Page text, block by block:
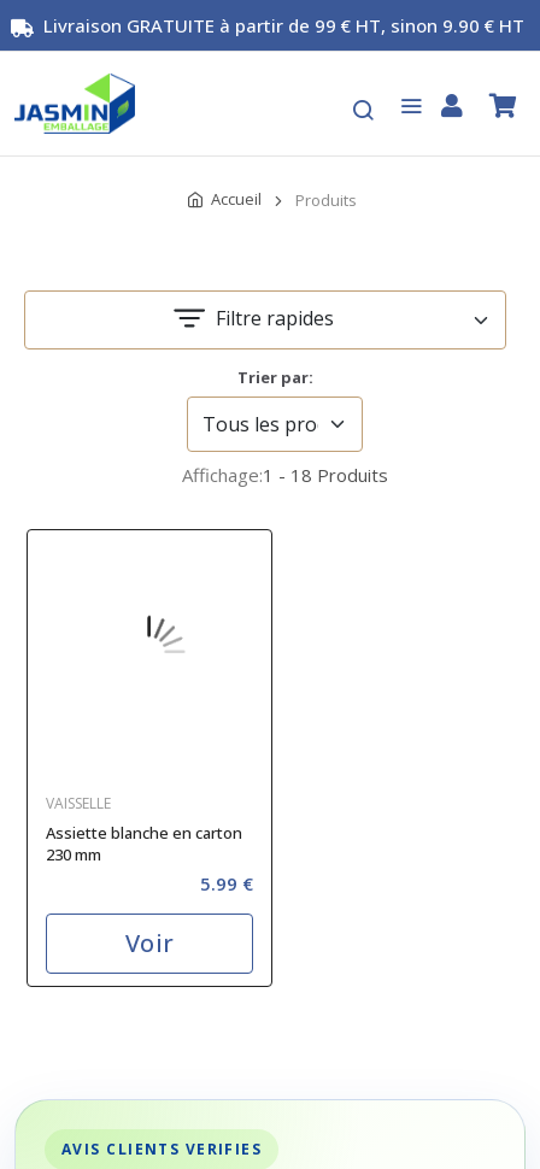
Livraison GRATUITE à partir de 99 € HT, sinon 9.90 € HT
Accueil Produits
Filtre rapides
Trier par:
Affichage:1 - 18 Produits
VAISSELLE
Assiette blanche en carton
230 mm
5.99 €
Voir
AVIS CLIENTS VERIFIES